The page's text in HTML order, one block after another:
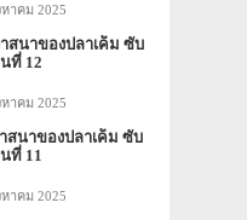
หาคม 2025
าสนาของปลาเค็ม ซับ
ที่ 12
หาคม 2025
าสนาของปลาเค็ม ซับ
ที่ 11
หาคม 2025